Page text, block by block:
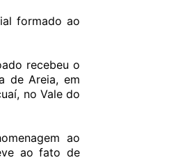
formado ao
recebeu o
de Areia, em
no Vale do
ao
ao fato de